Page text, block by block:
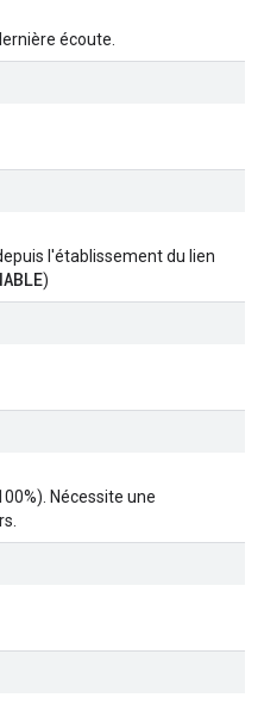
écoute.
l'établissement du lien
)
Nécessite une